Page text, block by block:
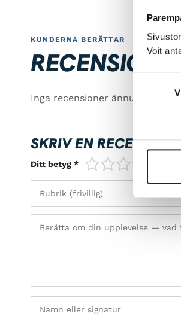
Voit
KUNDERNA BERÄTTAR
Inga recensioner ännu — bli
SKRIV EN RECENSION
Ditt betyg * 1/5 2/53/5